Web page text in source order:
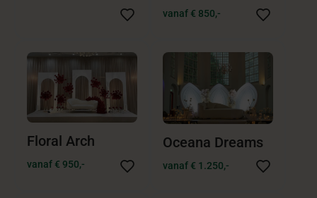
vanaf € 850,-
Floral Arch
vanaf € 950,-
Oceana Dreams
vanaf € 1.250,-